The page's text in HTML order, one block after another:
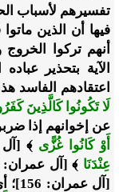
تفسيرهم لأسباب
فيها أن الذين
أنهم تركوا
الآية بتحذير
اعتقادهم الفاسد
لَا تَكُونُوا كَالَّذِينَ
عن إخوانهم إذا
أَوْ كَانُوا غُزًّى ﴾ [آل عمران:
عِنْدَنَا ﴾ [آل عمران: 156]؛ أي: في البلد ﴿
[آل